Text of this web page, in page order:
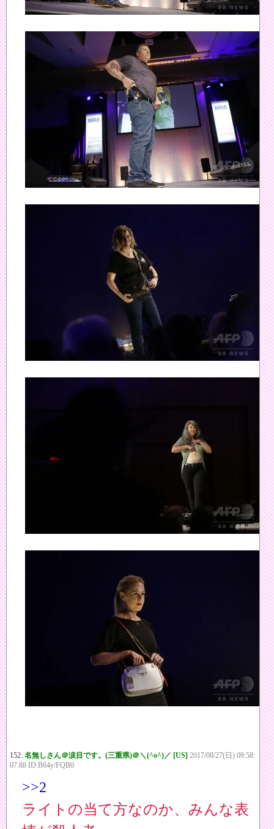
152: 名無しさん＠涙目です。(三重県)＠＼(^o^)／ [US] 2017/08/27(日) 09:58:
07.88 ID:B64y/FQB0
>>2
ライトの当て方なのか、みんな表